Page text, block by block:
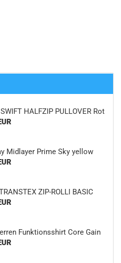
HALFZIP PULLOVER Rot
Midlayer Prime Sky yellow
ZIP-ROLLI BASIC
Funktionsshirt Core Gain